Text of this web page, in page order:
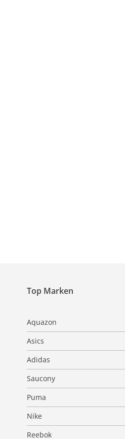
Top Marken
Aquazon
Asics
Adidas
Saucony
Puma
Nike
Reebok